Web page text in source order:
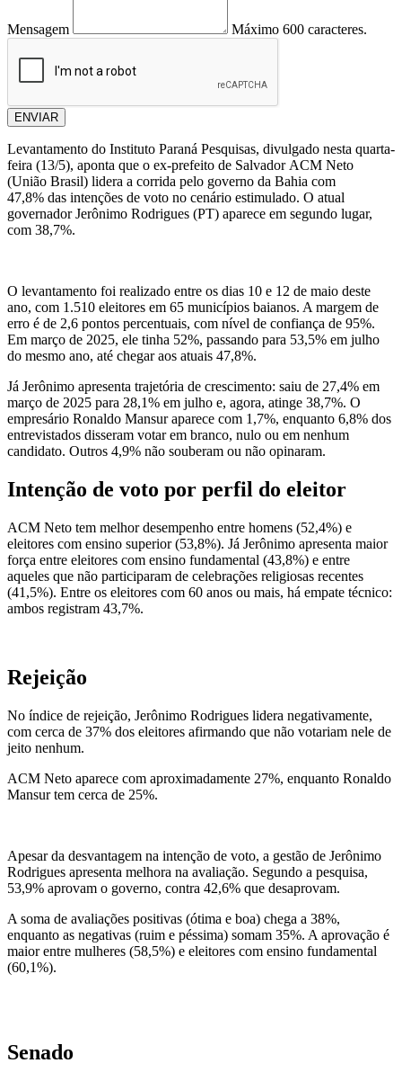
Mensagem Máximo 600 caracteres.
ENVIAR
Levantamento do Instituto Paraná Pesquisas, divulgado nesta quarta-
feira (13/5), aponta que o ex-prefeito de Salvador ACM Neto
(União Brasil) lidera a corrida pelo governo da Bahia com
47,8% das intenções de voto no cenário estimulado. O atual
governador Jerônimo Rodrigues (PT) aparece em segundo lugar,
com 38,7%.
O levantamento foi realizado entre os dias 10 e 12 de maio deste
ano, com 1.510 eleitores em 65 municípios baianos. A margem de
erro é de 2,6 pontos percentuais, com nível de confiança de 95%.
Em março de 2025, ele tinha 52%, passando para 53,5% em julho
do mesmo ano, até chegar aos atuais 47,8%.
Já Jerônimo apresenta trajetória de crescimento: saiu de 27,4% em
março de 2025 para 28,1% em julho e, agora, atinge 38,7%. O
empresário Ronaldo Mansur aparece com 1,7%, enquanto 6,8% dos
entrevistados disseram votar em branco, nulo ou em nenhum
candidato. Outros 4,9% não souberam ou não opinaram.
Intenção de voto por perfil do eleitor
ACM Neto tem melhor desempenho entre homens (52,4%) e
eleitores com ensino superior (53,8%). Já Jerônimo apresenta maior
força entre eleitores com ensino fundamental (43,8%) e entre
aqueles que não participaram de celebrações religiosas recentes
(41,5%). Entre os eleitores com 60 anos ou mais, há empate técnico:
ambos registram 43,7%.
Rejeição
No índice de rejeição, Jerônimo Rodrigues lidera negativamente,
com cerca de 37% dos eleitores afirmando que não votariam nele de
jeito nenhum.
ACM Neto aparece com aproximadamente 27%, enquanto Ronaldo
Mansur tem cerca de 25%.
Apesar da desvantagem na intenção de voto, a gestão de Jerônimo
Rodrigues apresenta melhora na avaliação. Segundo a pesquisa,
53,9% aprovam o governo, contra 42,6% que desaprovam.
A soma de avaliações positivas (ótima e boa) chega a 38%,
enquanto as negativas (ruim e péssima) somam 35%. A aprovação é
maior entre mulheres (58,5%) e eleitores com ensino fundamental
(60,1%).
Senado